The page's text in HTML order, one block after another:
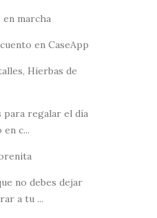
marcha
en CaseApp
Hierbas de
para regalar el día
c...
no debes dejar
a tu ...